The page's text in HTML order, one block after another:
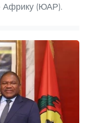
Африку (ЮАР).